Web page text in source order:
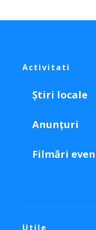
Activitati
Știri locale
Anunțuri
Filmări
Utile